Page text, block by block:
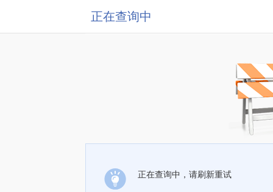
正在查询中
正在查询中，请刷新重试